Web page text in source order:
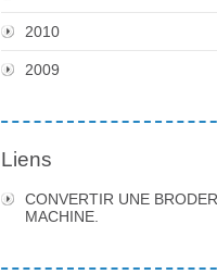
2010
2009
Liens
CONVERTIR UNE
MACHINE.